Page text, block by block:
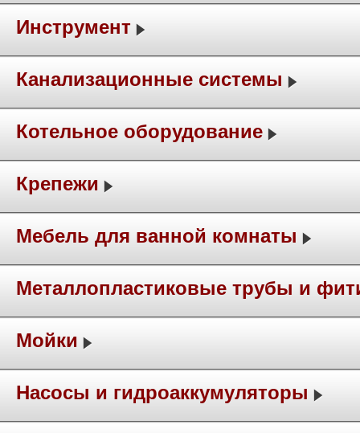
Инструмент
Канализационные системы
Котельное оборудование
Крепежи
Мебель для ванной комнаты
Металлопластиковые трубы и
Мойки
Насосы и гидроаккумуляторы